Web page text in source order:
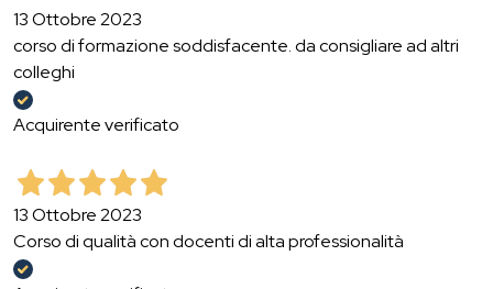
13 Ottobre 2023
corso di formazione soddisfacente. da consigliare ad altri
colleghi
Acquirente verificato
13 Ottobre 2023
Corso di qualità con docenti di alta professionalità